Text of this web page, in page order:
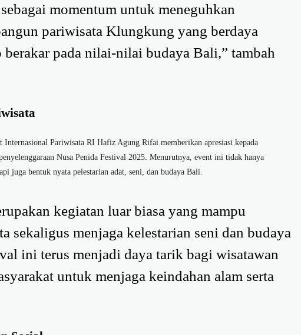
momentum untuk meneguhkan
pariwisata Klungkung yang berdaya
pada nilai-nilai budaya Bali,” tambah
Internasional Pariwisata RI Hafiz Agung Rifai memberikan apresiasi kepada
Nusa Penida Festival 2025. Menurutnya, event ini tidak hanya
juga bentuk nyata pelestarian adat, seni, dan budaya Bali.
kegiatan luar biasa yang mampu
sekaligus menjaga kelestarian seni dan budaya
ini terus menjadi daya tarik bagi wisatawan
untuk menjaga keindahan alam serta